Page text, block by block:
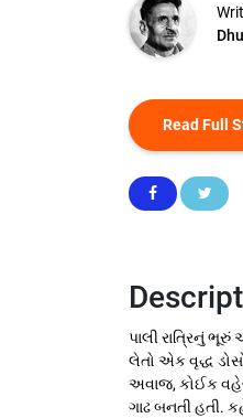
Read Full
પાલી રાત્રિનું
લેતો એક વૃદ્ધ
અવાજ, કોઈક
ગાઢ બનતી હતી.